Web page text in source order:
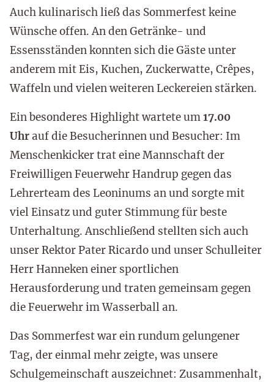
Auch kulinarisch ließ das Sommerfest keine
Wünsche offen. An den Getränke- und
Essensständen konnten sich die Gäste unter
anderem mit Eis, Kuchen, Zuckerwatte, Crêpes,
Waffeln und vielen weiteren Leckereien stärken.
Ein besonderes Highlight wartete um17.00
Uhrauf die Besucherinnen und Besucher: Im
Menschenkicker trat eine Mannschaft der
Freiwilligen Feuerwehr Handrup gegen das
Lehrerteam des Leoninums an und sorgte mit
viel Einsatz und guter Stimmung für beste
Unterhaltung. Anschließend stellten sich auch
unser Rektor Pater Ricardo und unser Schulleiter
Herr Hanneken einer sportlichen
Herausforderung und traten gemeinsam gegen
die Feuerwehr im Wasserball an.
Das Sommerfest war ein rundum gelungener
Tag, der einmal mehr zeigte, was unsere
Schulgemeinschaft auszeichnet: Zusammenhalt,